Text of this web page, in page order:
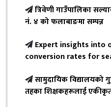
त्रिवेणी गाउँपालिका
नं. ४ को फलाबाङमा सम्पन्न
Expert insights into
conversion rates for
सामुदायिक विद्यालयको
तहका शिक्षकहरूलाई एकीकृत